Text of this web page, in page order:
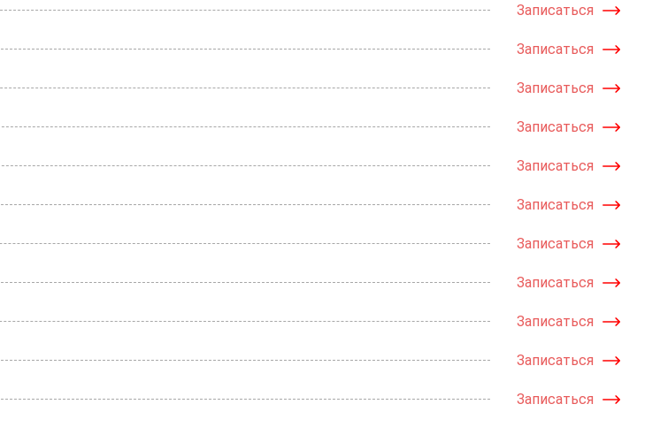
Записаться
Записаться
Записаться
Записаться
Записаться
Записаться
Записаться
Записаться
Записаться
Записаться
Записаться